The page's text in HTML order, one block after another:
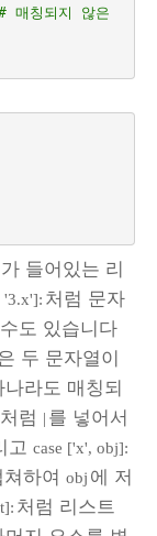
매칭되지 않은
들어있는 리
'3.x']: 처럼 문자
도 있습니다
두 문자열이
라도 매칭되
처럼 | 를 넣어서
고 case ['x', obj]:
하여 obj 에 저
처럼 리스트